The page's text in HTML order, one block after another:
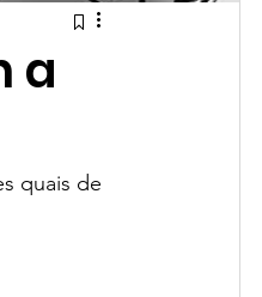
a
quais de